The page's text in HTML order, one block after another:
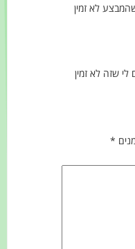
לא זמין
שזה לא זמין
*